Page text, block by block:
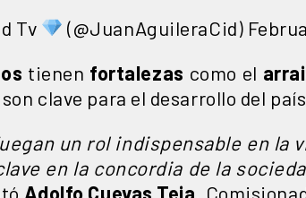
Tv
(@JuanAguileraCid)
tienen fortalezas como el
clave para el desarrollo del país.
un rol indispensable en la
en la concordia de la
Adolfo Cuevas Teja,